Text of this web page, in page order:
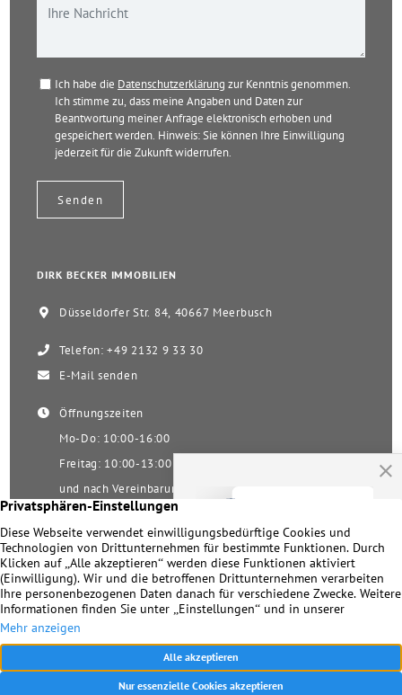
Ich habe die Datenschutzerklärung zur Kenntnis genommen.
Ich stimme zu, dass meine Angaben und Daten zur
Beantwortung meiner Anfrage elektronisch erhoben und
gespeichert werden. Hinweis: Sie können Ihre Einwilligung
jederzeit für die Zukunft widerrufen.
DIRK BECKER IMMOBILIEN
Düsseldorfer Str. 84, 40667 Meerbusch
Telefon: +49 2132 9 33 30
E-Mail senden
Öffnungszeiten
Mo-Do: 10:00-16:00
Freitag: 10:00-13:00
und nach Vereinbarung
Samstag nach Vereinbarung!
Unsere Facebookseite
Impressum | Datenschutz | Kontakt